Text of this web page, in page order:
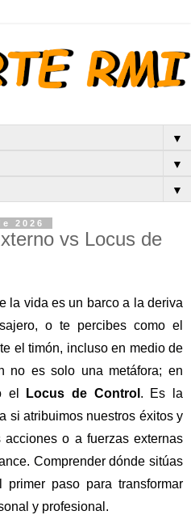
▼
▼
▼
2026
vs Locus de
la vida es un barco a la deriva
o te percibes como el
el timón, incluso en medio de
no es solo una metáfora; en
el
Locus de Control . Es la
si atribuimos nuestros éxitos y
o a fuerzas externas
Comprender dónde sitúas
paso para transformar
y profesional.